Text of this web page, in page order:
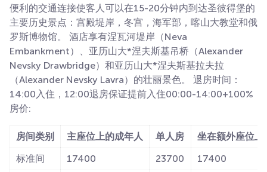
便利的交通连接使客人可以在15-20分钟内到达圣彼得堡的
主要历史景点：宫殿堤岸，冬宫，海军部，喀山大教堂和俄
罗斯博物馆。 酒店享有涅瓦河堤岸（Neva
Embankment）、亚历山大*涅夫斯基吊桥（Alexander
Nevsky Drawbridge）和亚历山大*涅夫斯基拉夫拉
（Alexander Nevsky Lavra）的壮丽景色。 退房时间：
14:00入住，12:00退房保证提前入住00:00-14:00+100%
房价:
房间类别 主座位上的成年人 单人房
坐在额外座位上
标准间
17400 23700
17400